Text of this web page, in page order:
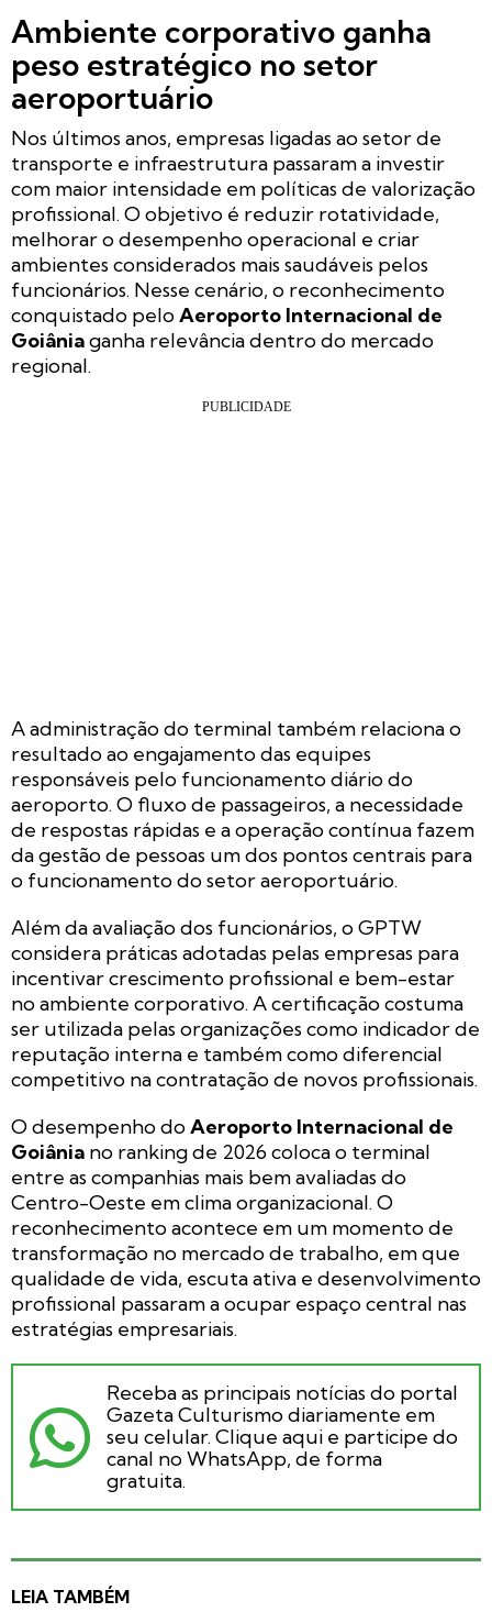
Ambiente corporativo ganha
peso estratégico no setor
aeroportuário
Nos últimos anos, empresas ligadas ao setor de
transporte e infraestrutura passaram a investir
com maior intensidade em políticas de valorização
profissional. O objetivo é reduzir rotatividade,
melhorar o desempenho operacional e criar
ambientes considerados mais saudáveis pelos
funcionários. Nesse cenário, o reconhecimento
conquistado peloAeroporto Internacional de
Goiâniaganha relevância dentro do mercado
regional.
A administração do terminal também relaciona o
resultado ao engajamento das equipes
responsáveis pelo funcionamento diário do
aeroporto. O fluxo de passageiros, a necessidade
de respostas rápidas e a operação contínua fazem
da gestão de pessoas um dos pontos centrais para
o funcionamento do setor aeroportuário.
Além da avaliação dos funcionários, o GPTW
considera práticas adotadas pelas empresas para
incentivar crescimento profissional e bem-estar
no ambiente corporativo. A certificação costuma
ser utilizada pelas organizações como indicador de
reputação interna e também como diferencial
competitivo na contratação de novos profissionais.
O desempenho doAeroporto Internacional de
Goiânia no ranking de 2026 coloca o terminal
entre as companhias mais bem avaliadas do
Centro-Oeste em clima organizacional. O
reconhecimento acontece em um momento de
transformação no mercado de trabalho, em que
qualidade de vida, escuta ativa e desenvolvimento
profissional passaram a ocupar espaço central nas
estratégias empresariais.
Receba as principais notícias do portal
Gazeta Culturismo diariamente em
seu celular. Clique aqui e participe do
canal no WhatsApp, de forma
gratuita.
LEIA TAMBÉM